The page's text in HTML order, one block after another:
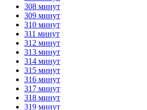
308 минут
309 минут
310 минут
311 минут
312 минут
313 минут
314 минут
315 минут
316 минут
317 минут
318 минут
319 минут